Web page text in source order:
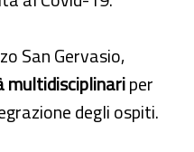
San Gervasio,
per
degli ospiti.